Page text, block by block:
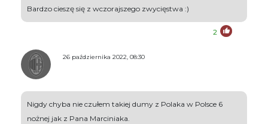
Bardzo cieszę się z wczorajszego zwycięstwa :)
2
26 października 2022, 08:30
Nigdy chyba nie czułem takiej dumy z Polaka w Polsce 6
nożnej jak z Pana Marciniaka.